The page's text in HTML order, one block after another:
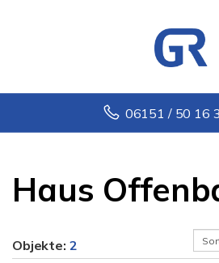
06151 / 50 16
Haus
Objekte: 2